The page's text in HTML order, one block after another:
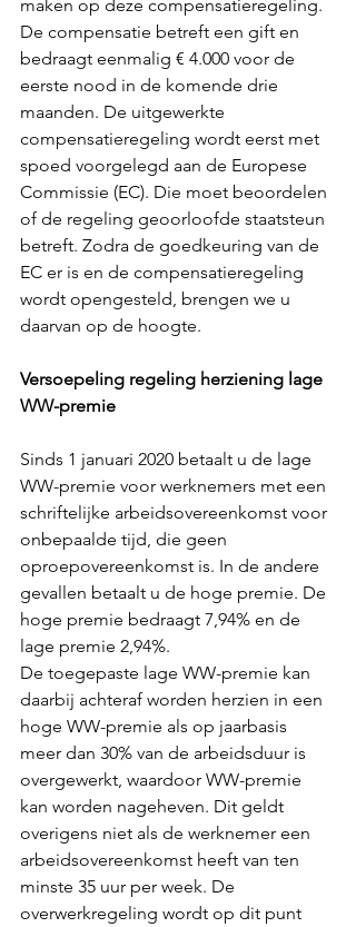
maken op deze compensatieregeling.
De compensatie betreft een gift en
bedraagt eenmalig € 4.000 voor de
eerste nood in de komende drie
maanden. De uitgewerkte
compensatieregeling wordt eerst met
spoed voorgelegd aan de Europese
Commissie (EC). Die moet beoordelen
of de regeling geoorloofde staatsteun
betreft. Zodra de goedkeuring van de
EC er is en de compensatieregeling
wordt opengesteld, brengen we u
daarvan op de hoogte.
Versoepeling regeling herziening lage
WW-premie
Sinds 1 januari 2020 betaalt u de lage
WW-premie voor werknemers met een
schriftelijke arbeidsovereenkomst voor
onbepaalde tijd, die geen
oproepovereenkomst is. In de andere
gevallen betaalt u de hoge premie. De
hoge premie bedraagt 7,94% en de
lage premie 2,94%.
De toegepaste lage WW-premie kan
daarbij achteraf worden herzien in een
hoge WW-premie als op jaarbasis
meer dan 30% van de arbeidsduur is
overgewerkt, waardoor WW-premie
kan worden nageheven. Dit geldt
overigens niet als de werknemer een
arbeidsovereenkomst heeft van ten
minste 35 uur per week. De
overwerkregeling wordt op dit punt